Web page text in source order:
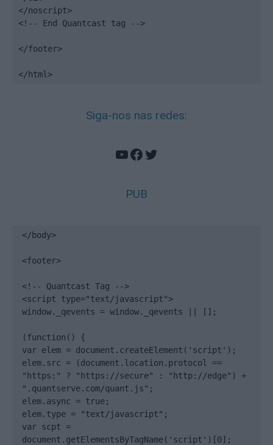
</noscript>
<!-- End Quantcast tag -->
</footer>
</html>
Siga-nos nas redes:
YouTube
Facebook
Twitter
PUB
</body>
<footer>
<!-- Quantcast Tag -->
<script type="text/javascript">
window._qevents = window._qevents || [];
(function() {
var elem = document.createElement('script');
elem.src = (document.location.protocol ==
"https:" ? "https://secure" : "http://edge") +
".quantserve.com/quant.js";
elem.async = true;
elem.type = "text/javascript";
var scpt =
document.getElementsByTagName('script')[0];